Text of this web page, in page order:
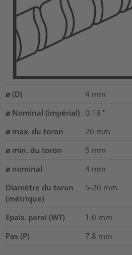
⌀ (D) 4 mm
⌀ Nominal (impérial) 0.19 "
⌀ max. du toron
20 mm
⌀ min. du toron
5 mm
⌀ nominal
4 mm
Diamètre du toron
(métrique)
5-20 mm
Epais. paroi (WT) 1.0 mm
Pas (P)
7.8 mm